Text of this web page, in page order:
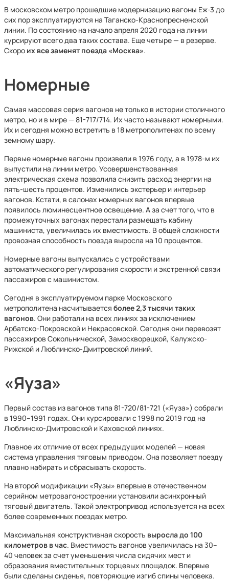
В московском метро прошедшие модернизацию вагоны Еж-3 до
сих пор эксплуатируются на Таганско-Краснопресненской
линии. По состоянию на начало апреля 2020 года на линии
курсируют всего два таких состава. Еще четыре — в резерве.
Скоро их все заменят поезда «Москва».
Номерные
Самая массовая серия вагонов не только в истории столичного
метро, но и в мире — 81-717/714. Их часто называют номерными.
Их и сегодня можно встретить в 18 метрополитенах по всему
земному шару.
Первые номерные вагоны произвели в 1976 году, а в 1978-м их
выпустили на линии метро. Усовершенствованная
электрическая схема позволила снизить расход энергии на
пять-шесть процентов. Изменились экстерьер и интерьер
вагонов. Кстати, в салонах номерных вагонов впервые
появилось люминесцентное освещение. А за счет того, что в
промежуточных вагонах перестали размещать кабину
машиниста, увеличилась их вместимость. В общей сложности
провозная способность поезда выросла на 10 процентов.
Номерные вагоны выпускались с устройствами
автоматического регулирования скорости и экстренной связи
пассажиров с машинистом.
Сегодня в эксплуатируемом парке Московского
метрополитена насчитывается более 2,3 тысячи таких
вагонов. Они работали на всех линиях за исключением
Арбатско-Покровской и Некрасовской. Сегодня они перевозят
пассажиров Сокольнической, Замоскворецкой, Калужско-
Рижской и Люблинско-Дмитровской линий.
«Яуза»
Первый состав из вагонов типа 81-720/81-721 («Яуза») собрали
в 1990–1991 годах. Они курсировали с 1998 по 2019 год на
Люблинско-Дмитровской и Каховской линиях.
Главное их отличие от всех предыдущих моделей — новая
система управления тяговым приводом. Она позволяет поезду
плавно набирать и сбрасывать скорость.
На второй модификации «Яузы» впервые в отечественном
серийном метровагоностроении установили асинхронный
тяговый двигатель. Такой электропривод используется на всех
более современных поездах метро.
Максимальная конструктивная скорость выросла до 100
километров в час. Вместимость вагонов увеличилась на 30–
40 человек за счет уменьшения числа сидячих мест и
образования вместительных торцевых площадок. Впервые
были сделаны сиденья, повторяющие изгиб спины человека.